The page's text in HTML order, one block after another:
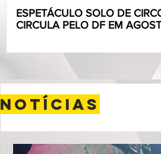
ESPETÁCULO SOLO DE
CIRCULA PELO DF EM
notícias